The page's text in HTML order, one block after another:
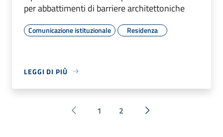
per abbattimenti di barriere architettoniche
Comunicazione istituzionale Residenza
LEGGI DI PIÙ
Pagina precedente
1 2 Successiva »